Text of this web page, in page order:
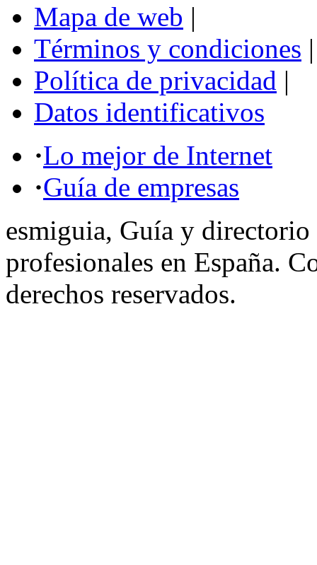
Mapa de web |
Términos y condiciones |
Política de privacidad |
Datos identificativos
·Lo mejor de Internet
·Guía de empresas
esmiguia, Guía y directorio
profesionales en España.
derechos reservados.